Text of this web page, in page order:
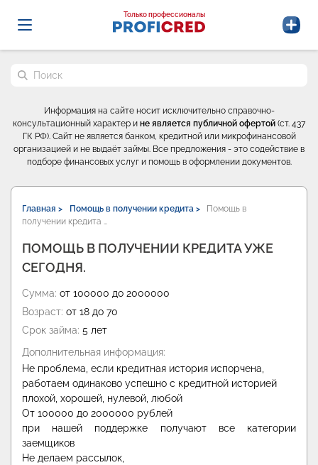
Probrokery - Только профессионалы
Только профессионалы
Поиск по сайту
Информация на сайте носит исключительно справочно-
консультационный характер и не является публичной офертой (ст. 437
ГК РФ). Сайт не является банком, кредитной или микрофинансовой
организацией и не выдаёт займы. Все предложения - это содействие в
подборе финансовых услуг и помощь в оформлении документов.
Главная > Помощь в получении кредита >
Помощь в
получении кредита …
ПОМОЩЬ В ПОЛУЧЕНИИ КРЕДИТА УЖЕ
СЕГОДНЯ.
Сумма: от 100000 до 2000000
Возраст: от 18 до 70
Срок займа: 5 лет
Дополнительная информация:
Не проблема, если кредитная история испорчена,
работаем одинаково успешно с кредитной историей
плохой, хорошей, нулевой, любой
От 100000 до 2000000 рублей
при нашей поддержке получают все категории
заемщиков
Не делаем рассылок,